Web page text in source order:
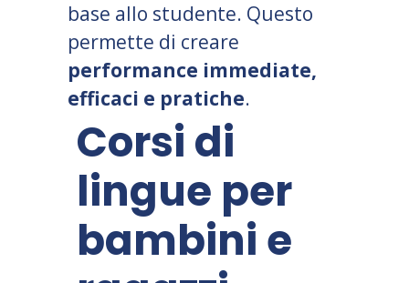
base allo studente. Questo
permette di creare
performance immediate,
efficaci e pratiche.
Corsi di
lingue per
bambini e